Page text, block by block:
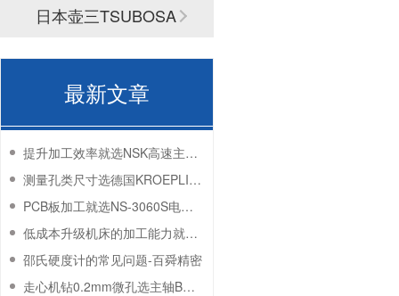
日本壶三TSUBOSA
N
最新文章
提升加工效率就选NSK高速主轴-百舜精密
测量孔类尺寸选德国KROEPLIN卡规-百舜精密
PCB板加工就选NS-3060S电主轴-百舜精密
低成本升级机床的加工能力就选NSK电主轴-百舜机密
邵氏硬度计的常见问题-百舜精密
走心机钻0.2mm微孔选主轴BM-320-百舜精密